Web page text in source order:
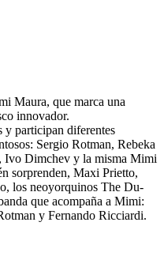
Maura, que marca una
innovador.
y participan diferentes
Sergio Rotman, Rebeka
Ivo Dimchev y la misma Mimi
sorprenden, Maxi Prietto,
los neoyorquinos The Du-
que acompaña a Mimi:
y Fernando Ricciardi.